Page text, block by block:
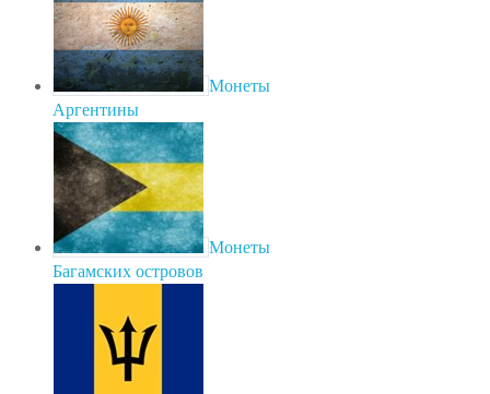
Монеты
Аргентины
Монеты
Багамских островов